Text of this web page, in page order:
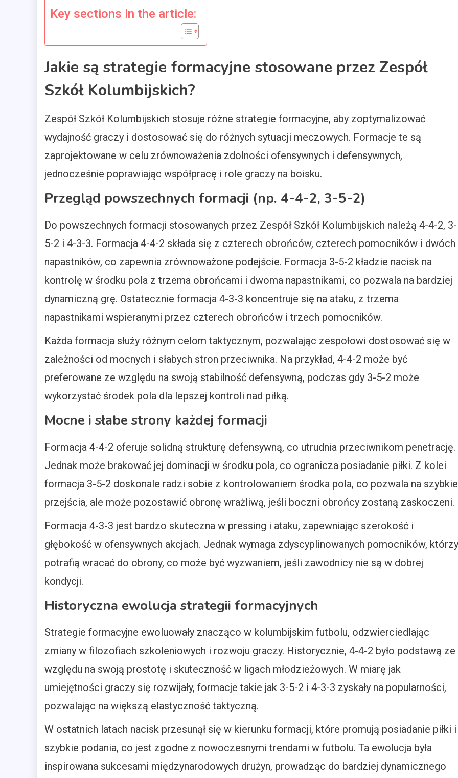
Key sections in the article:
Jakie są strategie formacyjne stosowane przez Zespół
Szkół Kolumbijskich?
Zespół Szkół Kolumbijskich stosuje różne strategie formacyjne, aby zoptymalizować
wydajność graczy i dostosować się do różnych sytuacji meczowych. Formacje te są
zaprojektowane w celu zrównoważenia zdolności ofensywnych i defensywnych,
jednocześnie poprawiając współpracę i role graczy na boisku.
Przegląd powszechnych formacji (np. 4-4-2, 3-5-2)
Do powszechnych formacji stosowanych przez Zespół Szkół Kolumbijskich należą 4-4-2, 3-
5-2 i 4-3-3. Formacja 4-4-2 składa się z czterech obrońców, czterech pomocników i dwóch
napastników, co zapewnia zrównoważone podejście. Formacja 3-5-2 kładzie nacisk na
kontrolę w środku pola z trzema obrońcami i dwoma napastnikami, co pozwala na bardziej
dynamiczną grę. Ostatecznie formacja 4-3-3 koncentruje się na ataku, z trzema
napastnikami wspieranymi przez czterech obrońców i trzech pomocników.
Każda formacja służy różnym celom taktycznym, pozwalając zespołowi dostosować się w
zależności od mocnych i słabych stron przeciwnika. Na przykład, 4-4-2 może być
preferowane ze względu na swoją stabilność defensywną, podczas gdy 3-5-2 może
wykorzystać środek pola dla lepszej kontroli nad piłką.
Mocne i słabe strony każdej formacji
Formacja 4-4-2 oferuje solidną strukturę defensywną, co utrudnia przeciwnikom penetrację.
Jednak może brakować jej dominacji w środku pola, co ogranicza posiadanie piłki. Z kolei
formacja 3-5-2 doskonale radzi sobie z kontrolowaniem środka pola, co pozwala na szybkie
przejścia, ale może pozostawić obronę wrażliwą, jeśli boczni obrońcy zostaną zaskoczeni.
Formacja 4-3-3 jest bardzo skuteczna w pressing i ataku, zapewniając szerokość i
głębokość w ofensywnych akcjach. Jednak wymaga zdyscyplinowanych pomocników, którzy
potrafią wracać do obrony, co może być wyzwaniem, jeśli zawodnicy nie są w dobrej
kondycji.
Historyczna ewolucja strategii formacyjnych
Strategie formacyjne ewoluowały znacząco w kolumbijskim futbolu, odzwierciedlając
zmiany w filozofiach szkoleniowych i rozwoju graczy. Historycznie, 4-4-2 było podstawą ze
względu na swoją prostotę i skuteczność w ligach młodzieżowych. W miarę jak
umiejętności graczy się rozwijały, formacje takie jak 3-5-2 i 4-3-3 zyskały na popularności,
pozwalając na większą elastyczność taktyczną.
W ostatnich latach nacisk przesunął się w kierunku formacji, które promują posiadanie piłki i
szybkie podania, co jest zgodne z nowoczesnymi trendami w futbolu. Ta ewolucja była
inspirowana sukcesami międzynarodowych drużyn, prowadząc do bardziej dynamicznego